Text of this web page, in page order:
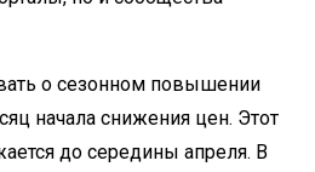
о сезонном повышении
начала снижения цен. Этот
до середины апреля. В